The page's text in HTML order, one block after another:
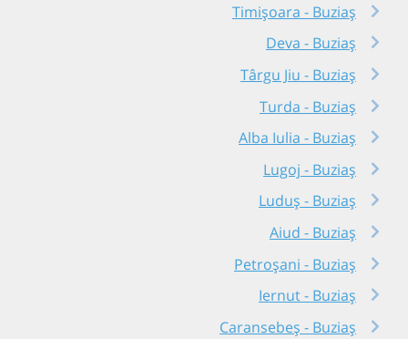
Timișoara - Buziaș
Deva - Buziaș
Târgu Jiu - Buziaș
Turda - Buziaș
Alba Iulia - Buziaș
Lugoj - Buziaș
Luduș - Buziaș
Aiud - Buziaș
Petroșani - Buziaș
Iernut - Buziaș
Caransebeș - Buziaș